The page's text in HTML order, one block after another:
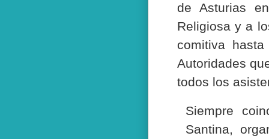
de Asturias
Religiosa y a
comitiva
Autoridades
todos los
Siempre
Santina,